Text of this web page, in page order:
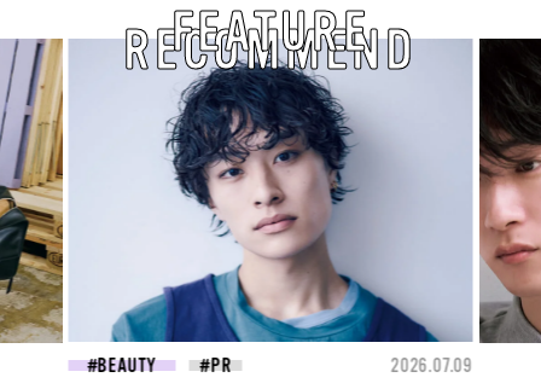
RECOMMEND
FEATURE
FASHION 2026.07.09